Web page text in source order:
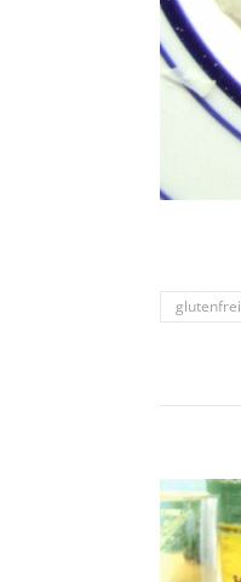
glutenfrei